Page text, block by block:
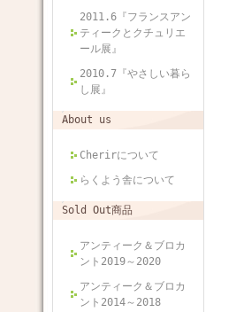
2011.6『フランスアン
ティークとクチュリエ
ール展』
2010.7『やさしい暮ら
し展』
About us
Cherirについて
らくよう舎について
Sold Out商品
アンティーク＆ブロカ
ント2019～2020
アンティーク＆ブロカ
ント2014～2018